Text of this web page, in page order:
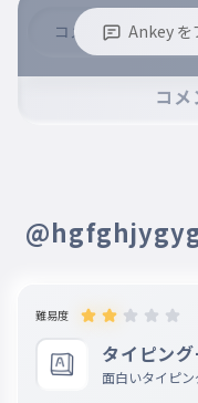
019 きょうも
きょうもほらひが
時代が周
022 幸せを数
しあわせをかぞえ
ゆめをおうきみが
024 でもたまに
でもたまに
Ankey を
※コメントするには、ログ
コ
難易度
タイピン
面白いタイピ